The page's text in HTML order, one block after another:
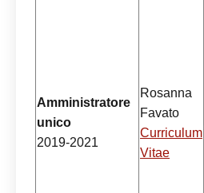
Amministratore
unico
2019-2021
Rosanna
Favato
Curriculum
Vitae